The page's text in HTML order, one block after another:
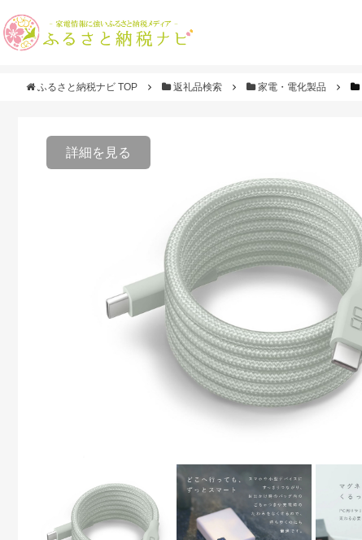
ふるさと納税ナビ TOP 返礼品検索 家電・電化製品
詳細を見る